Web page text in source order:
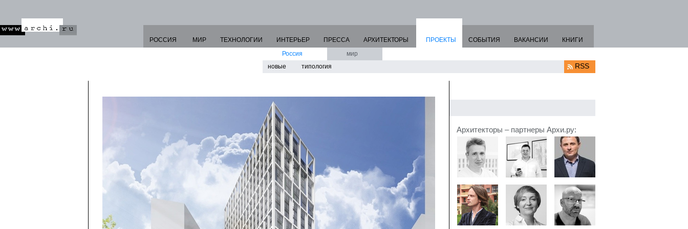
РОССИЯ МИР ТЕХНОЛОГИИ ИНТЕРЬЕР ПРЕССА АРХИТЕКТОРЫ
ПРОЕКТЫ
Россия
новые
типология
мир
СОБЫТИЯ ВАКАНСИИ КНИГИ
RSS
Архитекторы – партнеры Архи.ру: